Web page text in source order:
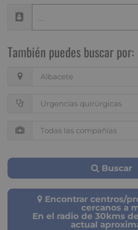
También puedes buscar por:
Buscar
Encontrar centros/
cercanos a
En el radio de 30kms
actual